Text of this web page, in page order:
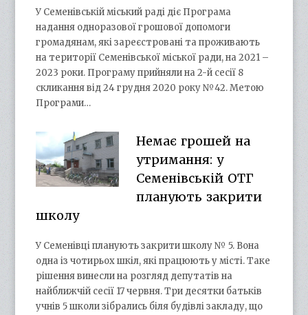
У Семенівській міський раді діє Програма
надання одноразової грошової допомоги
громадянам, які зареєстровані та проживають
на території Семенівської міської ради, на 2021 –
2023 роки. Програму прийняли на 2-й сесії 8
скликання від 24 грудня 2020 року №42. Метою
Програми…
Немає грошей на
утримання: у
Семенівській ОТГ
планують закрити
школу
У Семенівці планують закрити школу № 5. Вона
одна із чотирьох шкіл, які працюють у місті. Таке
рішення винесли на розгляд депутатів на
найближчій сесії 17 червня. Три десятки батьків
учнів 5 школи зібрались біля будівлі закладу, що